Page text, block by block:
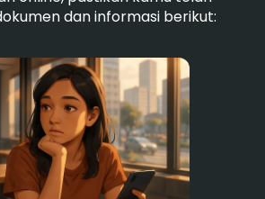
dan informasi berikut: